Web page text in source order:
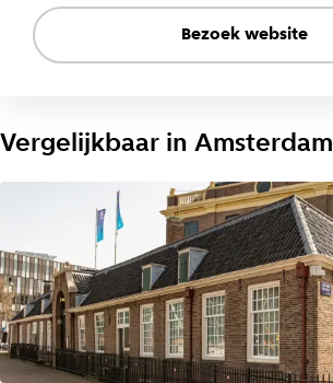
Bezoek website
Vergelijkbaar in Amsterdam